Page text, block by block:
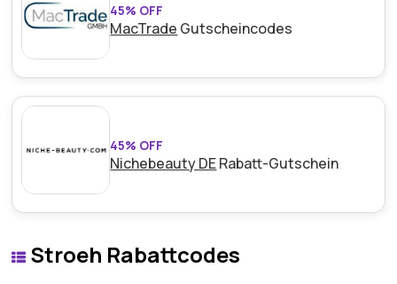
45% OFF
MacTrade Gutscheincodes
45% OFF
Nichebeauty DERabatt-Gutschein
Stroeh Rabattcodes